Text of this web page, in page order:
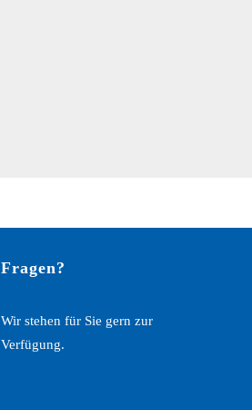
Fragen?
Wir stehen für Sie gern zur
Verfügung.